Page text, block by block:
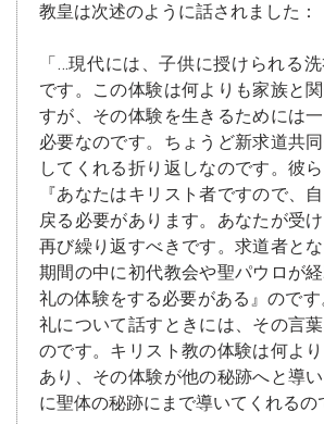
教皇は次述のように話されました：
「…現代には、子供に授けられる
です。この体験は何よりも家族と
すが、その体験を生きるためには
必要なのです。ちょうど新求道共
してくれる折り返しなのです。彼ら
『あなたはキリスト者ですので、
戻る必要があります。あなたが受
再び繰り返すべきです。求道者と
期間の中に初代教会や聖パウロが
礼の体験をする必要がある』ので
礼について話すときには、その言
のです。キリスト教の体験は何よ
あり、その体験が他の秘跡へと導
に聖体の秘跡にまで導いてくれるの